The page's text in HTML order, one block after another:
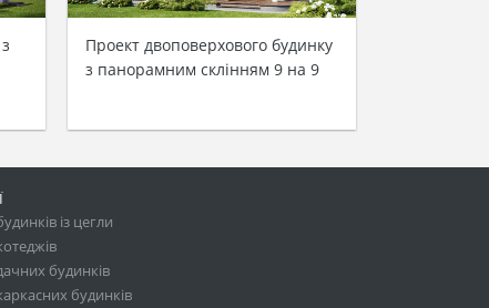
Проект двоповерхового будинку
з панорамним склінням 9 на 9
із цегли
будинків
будинків